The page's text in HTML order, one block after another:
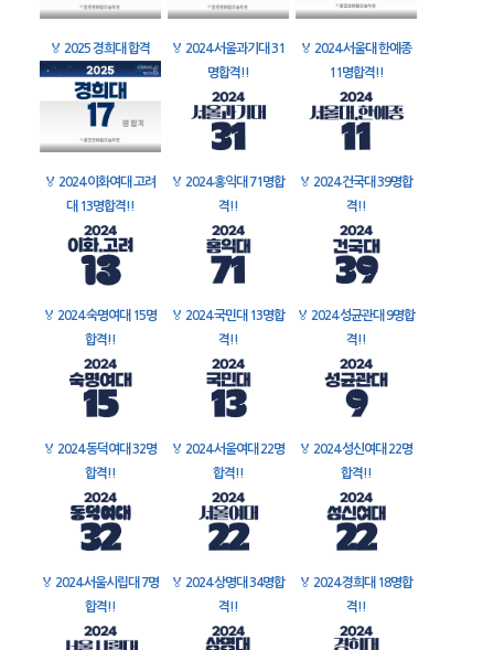
🏅 2025 경희대 합격 🏅 2024 서울과기대 31
명합격!!
🏅 2024 서울대 한예종
11명합격!!
🏅 2024 이화여대 고려
대 13명합격!!
🏅 2024 홍익대 71명합
격!!
🏅 2024 건국대 39명합
격!!
🏅 2024 숙명여대 15명
합격!!
🏅 2024 국민대 13명합
격!!
🏅 2024 성균관대 9명합
격!!
🏅 2024 동덕여대 32명
합격!!
🏅 2024 서울여대 22명
합격!!
🏅 2024 성신여대 22명
합격!!
🏅 2024 서울시립대 7명
합격!!
🏅 2024 상명대 34명합
격!!
🏅 2024 경희대 18명합
격!!